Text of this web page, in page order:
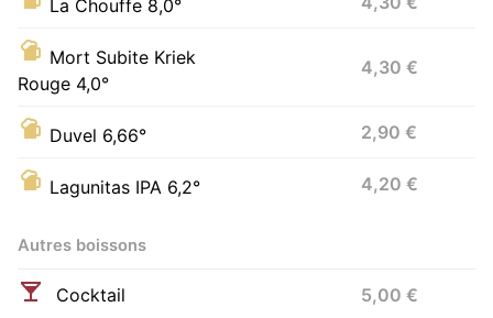
La Chouffe 8,0°
Mort Subite Kriek
Rouge 4,0°
4,30 €
Duvel 6,66° 2,90 €
Lagunitas IPA 6,2° 4,20 €
Autres boissons
Cocktail 5,00 €